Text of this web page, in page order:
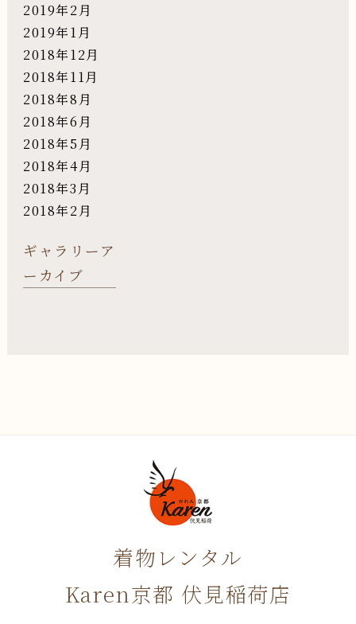
2019年2月
2019年1月
2018年12月
2018年11月
2018年8月
2018年6月
2018年5月
2018年4月
2018年3月
2018年2月
ギャラリーア
ーカイブ
着物レンタル
Karen京都 伏見稲荷店